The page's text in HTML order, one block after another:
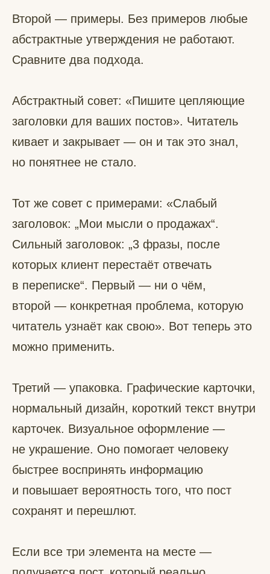
Второй — примеры. Без примеров любые
абстрактные утверждения не работают.
Сравните два подхода.
Абстрактный совет: «Пишите цепляющие
заголовки для ваших постов». Читатель
кивает и закрывает — он и так это знал,
но понятнее не стало.
Тот же совет с примерами: «Слабый
заголовок: „Мои мысли о продажах“.
Сильный заголовок: „3 фразы, после
которых клиент перестаёт отвечать
в переписке“. Первый — ни о чём,
второй — конкретная проблема, которую
читатель узнаёт как свою». Вот теперь это
можно применить.
Третий — упаковка. Графические карточки,
нормальный дизайн, короткий текст внутри
карточек. Визуальное оформление —
не украшение. Оно помогает человеку
быстрее воспринять информацию
и повышает вероятность того, что пост
сохранят и перешлют.
Если все три элемента на месте —